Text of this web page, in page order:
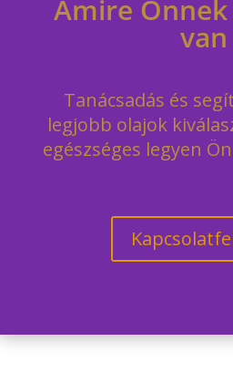
Amire Önnek
van
Tanácsadás és
legjobb olajok
egészséges legyen